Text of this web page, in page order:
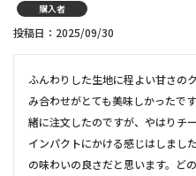
購入者
投稿日 2025/09/30
ふんわりした生地に程よい甘さの
み合わせがとても美味しかったで
緒に注文したのですが、やはりチ
インパクトにかける感じはしまし
の味わいの良さだと思います。ど